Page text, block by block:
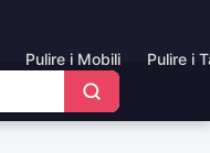
Pulire i Mobili Pulire i